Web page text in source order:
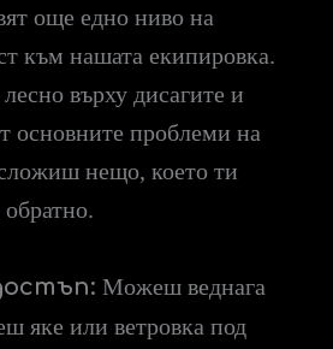
още едно ниво на
към нашата екипировка.
върху дисагите и
основните проблеми на
нещо, което ти
обратно.
Можеш веднага
яке или ветровка под